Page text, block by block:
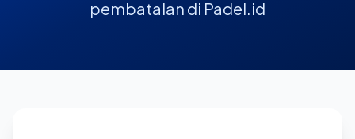
pembatalan di Padel.id